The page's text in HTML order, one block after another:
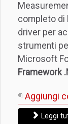
completo di
driver per
strumenti
Microsoft
Framework
Aggiungi
Leggi